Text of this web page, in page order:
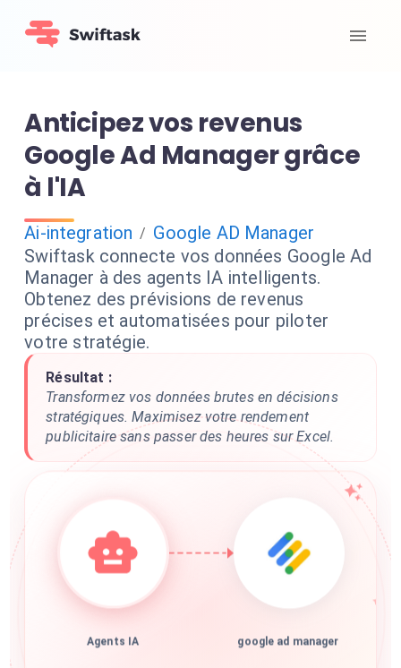
Anticipez vos revenus
Google Ad Manager grâce
à l'IA
Ai-integration / Google AD Manager
Swiftask connecte vos données Google Ad
Manager à des agents IA intelligents.
Obtenez des prévisions de revenus
précises et automatisées pour piloter
votre stratégie.
Résultat :
Transformez vos données brutes en décisions
stratégiques. Maximisez votre rendement
publicitaire sans passer des heures sur Excel.
Agents IA google ad manager